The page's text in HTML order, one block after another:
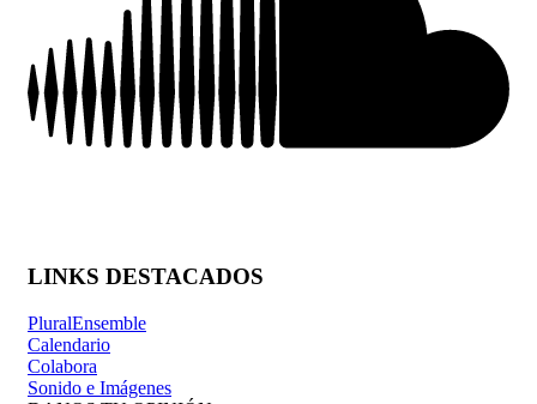
LINKS DESTACADOS
PluralEnsemble
Calendario
Colabora
Sonido e Imágenes